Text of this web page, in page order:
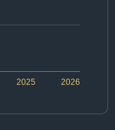
2026
2025